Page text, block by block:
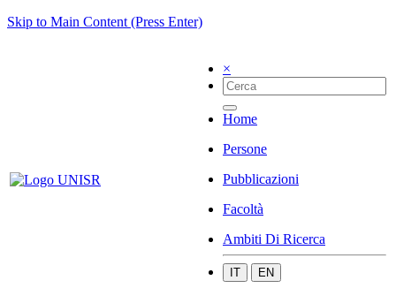
Skip to Main Content (Press Enter)
×
Home
Persone
Pubblicazioni
Facoltà
Ambiti Di Ricerca
IT EN